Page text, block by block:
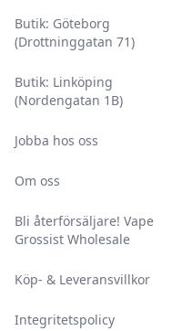
Butik: Göteborg
(Drottninggatan 71)
Butik: Linköping
(Nordengatan 1B)
Jobba hos oss
Om oss
Bli återförsäljare! Vape
Grossist Wholesale
Köp- & Leveransvillkor
Integritetspolicy